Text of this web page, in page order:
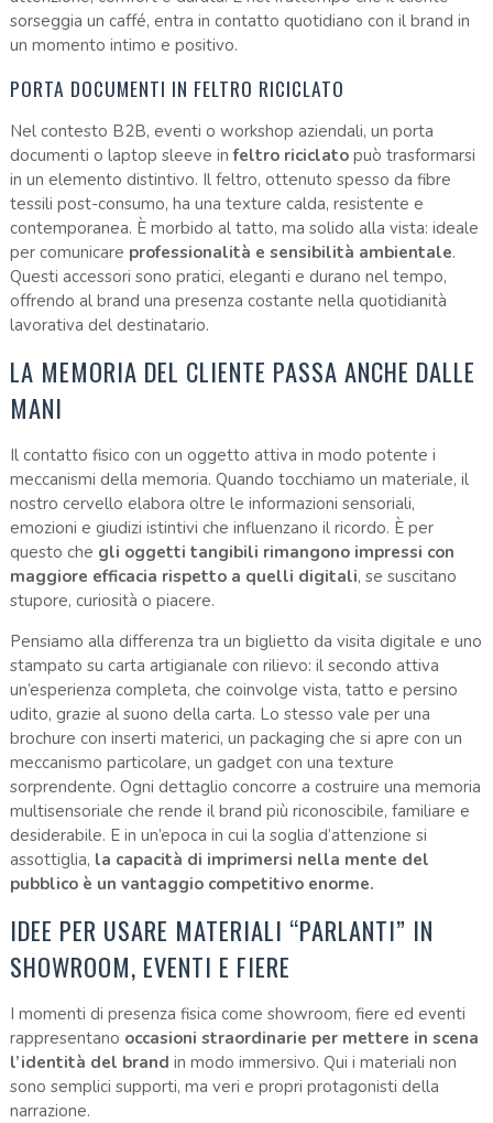
sorseggia un caffé, entra in contatto quotidiano con il brand in
un momento intimo e positivo.
PORTA DOCUMENTI IN FELTRO RICICLATO
Nel contesto B2B, eventi o workshop aziendali, un porta
documenti o laptop sleeve infeltro riciclatopuò trasformarsi
in un elemento distintivo. Il feltro, ottenuto spesso da fibre
tessili post-consumo, ha una texture calda, resistente e
contemporanea. È morbido al tatto, ma solido alla vista: ideale
per comunicare professionalità e sensibilità ambientale.
Questi accessori sono pratici, eleganti e durano nel tempo,
offrendo al brand una presenza costante nella quotidianità
lavorativa del destinatario.
LA MEMORIA DEL CLIENTE PASSA ANCHE DALLE
MANI
Il contatto fisico con un oggetto attiva in modo potente i
meccanismi della memoria. Quando tocchiamo un materiale, il
nostro cervello elabora oltre le informazioni sensoriali,
emozioni e giudizi istintivi che influenzano il ricordo. È per
questo che gli oggetti tangibili rimangono impressi con
maggiore efficacia rispetto a quelli digitali, se suscitano
stupore, curiosità o piacere.
Pensiamo alla differenza tra un biglietto da visita digitale e uno
stampato su carta artigianale con rilievo: il secondo attiva
un’esperienza completa, che coinvolge vista, tatto e persino
udito, grazie al suono della carta. Lo stesso vale per una
brochure con inserti materici, un packaging che si apre con un
meccanismo particolare, un gadget con una texture
sorprendente. Ogni dettaglio concorre a costruire una memoria
multisensoriale che rende il brand più riconoscibile, familiare e
desiderabile. E in un’epoca in cui la soglia d’attenzione si
assottiglia, la capacità di imprimersi nella mente del
pubblico è un vantaggio competitivo enorme.
IDEE PER USARE MATERIALI “PARLANTI” IN
SHOWROOM, EVENTI E FIERE
I momenti di presenza fisica come showroom, fiere ed eventi
rappresentano occasioni straordinarie per mettere in scena
l’identità del brand in modo immersivo. Qui i materiali non
sono semplici supporti, ma veri e propri protagonisti della
narrazione.